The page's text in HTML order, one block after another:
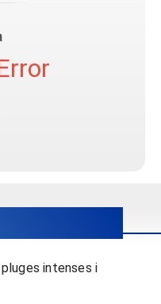
intenses i